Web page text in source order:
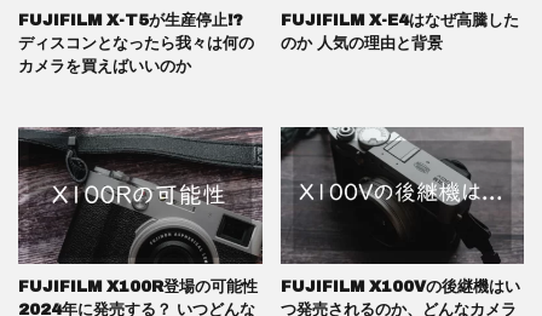
FUJIFILM X-T5が生産停止!?
ディスコンとなったら我々は何の
カメラを買えばいいのか
FUJIFILM X-E4はなぜ高騰した
のか 人気の理由と背景
FUJIFILM X100R登場の可能性
2024年に発売する？ いつどんな
FUJIFILM X100Vの後継機はい
つ発売されるのか、どんなカメラ